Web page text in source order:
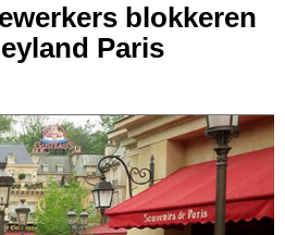
blokkeren
Paris